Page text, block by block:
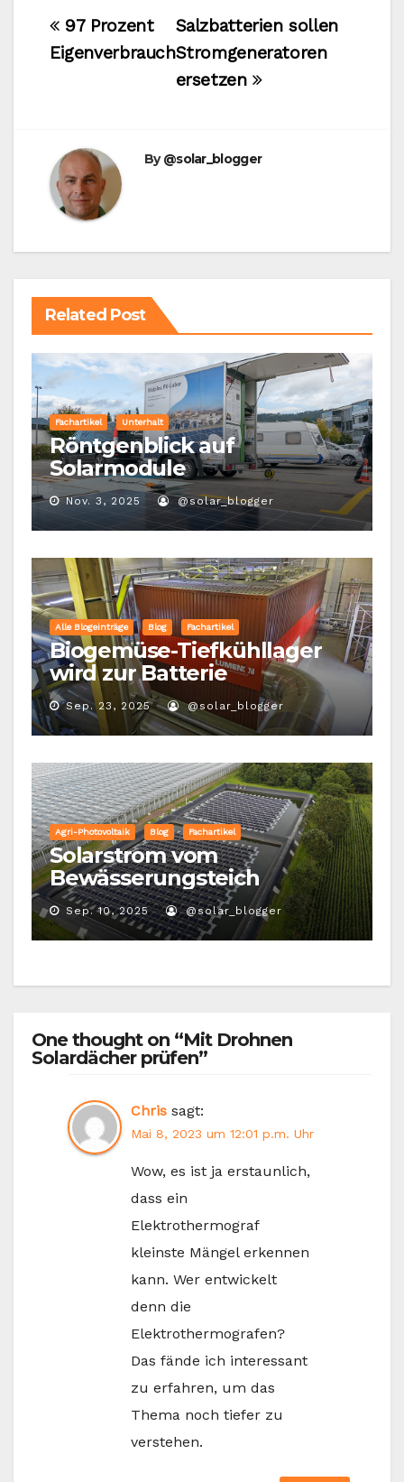
Beitragsnavigation
Salzbatterien sollen
Stromgeneratoren
ersetzen
97 Prozent
Eigenverbrauch
By@solar_blogger
Related Post
Fachartikel Unterhalt
Röntgenblick auf
Solarmodule
Nov. 3, 2025 @solar_blogger
Alle Blogeinträge Blog Fachartikel
Biogemüse-Tiefkühllager
wird zur Batterie
Sep. 23, 2025 @solar_blogger
Agri-Photovoltaik Blog Fachartikel
Solarstrom vom
Bewässerungsteich
Sep. 10, 2025 @solar_blogger
One thought on “Mit Drohnen
Solardächer prüfen”
Chris sagt:
Mai 8, 2023 um 12:01 p.m. Uhr
Wow, es ist ja erstaunlich,
dass ein
Elektrothermograf
kleinste Mängel erkennen
kann. Wer entwickelt
denn die
Elektrothermografen?
Das fände ich interessant
zu erfahren, um das
Thema noch tiefer zu
verstehen.